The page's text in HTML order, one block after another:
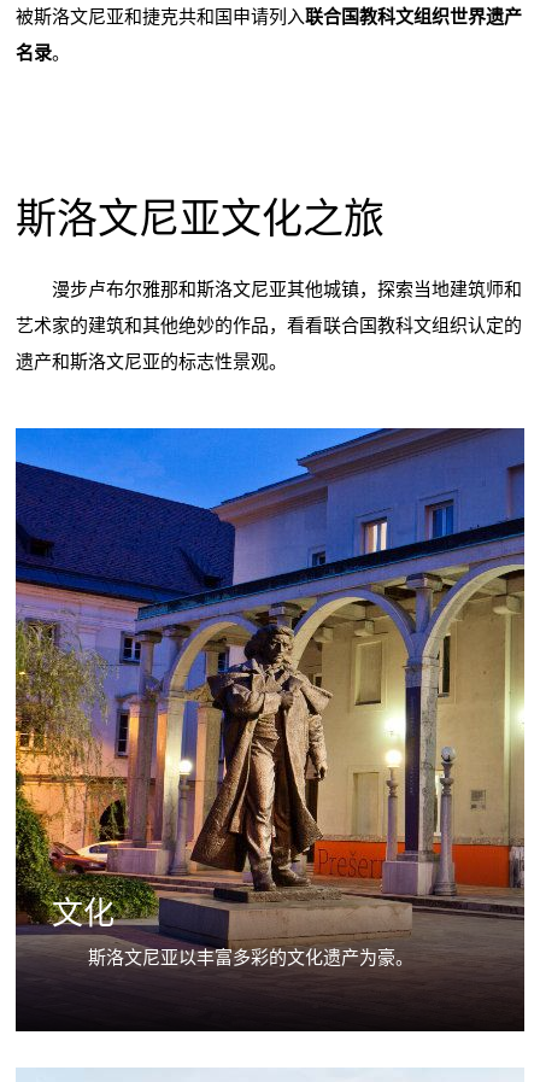
被斯洛文尼亚和捷克共和国申请列入联合国教科文组织世界遗产
名录。
斯洛文尼亚文化之旅
漫步卢布尔雅那和斯洛文尼亚其他城镇，探索当地建筑师和
艺术家的建筑和其他绝妙的作品，看看联合国教科文组织认定的
遗产和斯洛文尼亚的标志性景观。
文化
斯洛文尼亚以丰富多彩的文化遗产为豪。